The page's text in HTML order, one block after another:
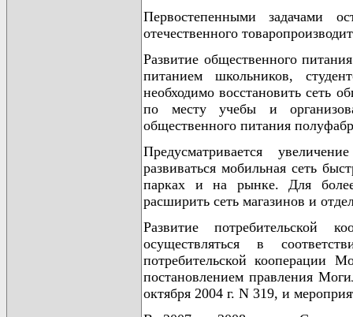
Первостепенными задачами
отечественного
Развитие общественного
питанием школьников,
необходимо восстановить сеть
по месту учебы и
общественного питания
Предусматривается
развиваться мобильная сеть
парках и на рынке. Для более
расширить сеть магазинов и
Развитие потребительской
осуществляться в
потребительской кооперации
постановлением правления
октября 2004 г. N 319, и